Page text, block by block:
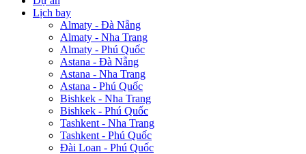
Lịch bay
Almaty - Đà Nẵng
Almaty - Nha Trang
Almaty - Phú Quốc
Astana - Đà Nẵng
Astana - Nha Trang
Astana - Phú Quốc
Bishkek - Nha Trang
Bishkek - Phú Quốc
Tashkent - Nha Trang
Tashkent - Phú Quốc
Đài Loan - Phú Quốc